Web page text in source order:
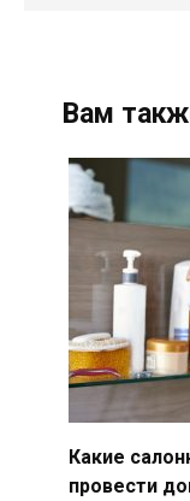
Вам
Какие
провести